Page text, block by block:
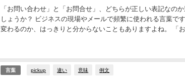
「お問い合わせ」と「お問合せ」、どちらが正しい表記なの
しょうか？ ビジネスの現場やメールで頻繁に使われる言葉で
変わるのか、はっきりと分からないこともありますよね。 「
言葉 pickup 違い 意味 例文